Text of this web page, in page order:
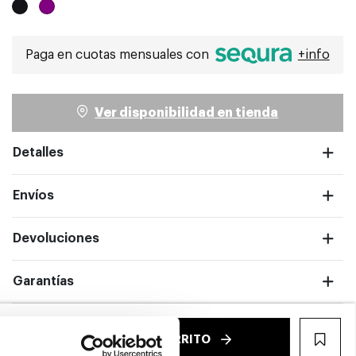
completa
Paga en cuotas mensuales con +info
Ver disponibilidad en tienda
Detalles
Envíos
Devoluciones
Garantías
AÑADIR AL CARRITO